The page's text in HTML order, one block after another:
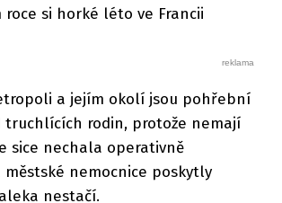
si horké léto ve Francii
a jejím okolí jsou pohřební
rodin, protože nemají
sice nechala operativně
nemocnice poskytly
nestačí.